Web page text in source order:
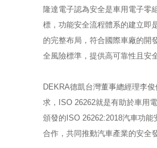
隆達電子認為安全是車用電子零
標，功能安全流程體系的建立即
的完整布局，符合國際車廠的開
全風險標準，提供高可靠性且安
DEKRA德凱台灣董事總經理李
求，ISO 26262就是有助於車用
頒發的ISO 26262:2018汽車功
合作，共同推動汽車產業的安全